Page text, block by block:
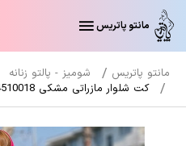
مانتو پاتریس
مانتو پاتریس
شومیز - پالتو زنانه
کت شلوار مازراتی مشکی 4510018